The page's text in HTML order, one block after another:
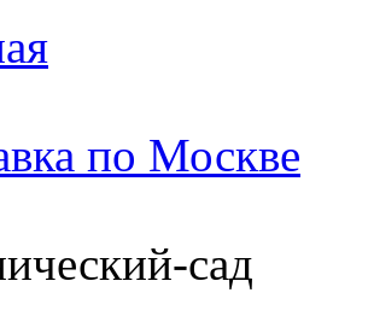
по Москве
сад